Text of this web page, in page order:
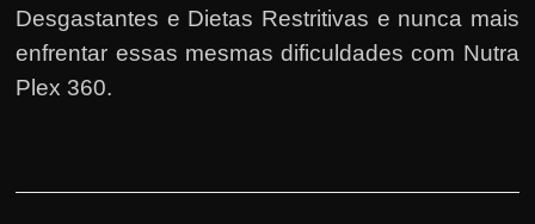
Desgastantes e Dietas Restritivas e nunca mais
enfrentar essas mesmas dificuldades com Nutra
Plex 360.